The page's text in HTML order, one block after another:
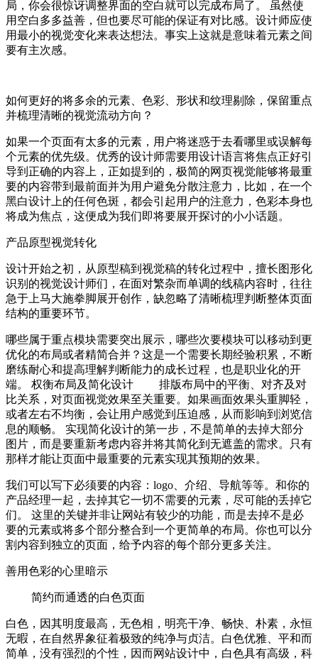
局，你会很惊讶调整界面的空白就可以完成布局了。 虽然使
用空白多多益善，但也要尽可能的保证有对比感。设计师应使
用最小的视觉变化来表达想法。事实上这就是意味着元素之间
要有主次感。
如何更好的将多余的元素、色彩、形状和纹理剔除，保留重点
并梳理清晰的视觉流动方向？
如果一个页面有太多的元素，用户将迷惑于去看哪里或误解每
个元素的优先级。优秀的设计师需要用设计语言将焦点正好引
导到正确的内容上，正如提到的，极简的网页视觉能够将最重
要的内容带到最前面并为用户避免分散注意力，比如，在一个
黑白设计上的任何色斑，都会引起用户的注意力，色彩本身也
将成为焦点，这便成为我们即将要展开探讨的小小话题。
产品原型视觉转化
设计开始之初，从原型稿到视觉稿的转化过程中，擅长图形化
识别的视觉设计师们，在面对繁杂而单调的线稿内容时，往往
急于上马大施拳脚展开创作，缺忽略了清晰梳理判断整体页面
结构的重要环节。
哪些属于重点模块需要突出展示，哪些次要模块可以移动到更
优化的布局或者精简合并？这是一个需要长期经验积累，不断
磨练耐心和提高理解判断能力的成长过程，也是职业化的开
端。 权衡布局及简化设计 排版布局中的平衡、对齐及对
比关系，对页面视觉效果至关重要。如果画面效果头重脚轻，
或者左右不均衡，会让用户感觉到压迫感，从而影响到浏览信
息的顺畅。 实现简化设计的第一步，不是简单的去掉大部分
图片，而是要重新考虑内容并将其简化到无遮盖的需求。只有
那样才能让页面中最重要的元素实现其预期的效果。
我们可以写下必须要的内容：logo、介绍、导航等等。和你的
产品经理一起，去掉其它一切不需要的元素，尽可能的丢掉它
们。 这里的关键并非让网站有较少的功能，而是去掉不是必
要的元素或将多个部分整合到一个更简单的布局。你也可以分
割内容到独立的页面，给予内容的每个部分更多关注。
善用色彩的心里暗示
简约而通透的白色页面
白色，因其明度最高，无色相，明亮干净、畅快、朴素，永恒
无暇，在自然界象征着极致的纯净与贞洁。白色优雅、平和而
简单，没有强烈的个性，因而网站设计中，白色具有高级，科